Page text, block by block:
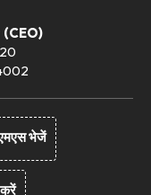
(CEO)
भेजें